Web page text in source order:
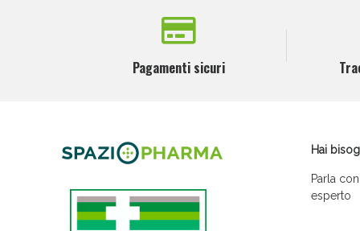
Pagamenti sicuri
Hai
Parla
esperto